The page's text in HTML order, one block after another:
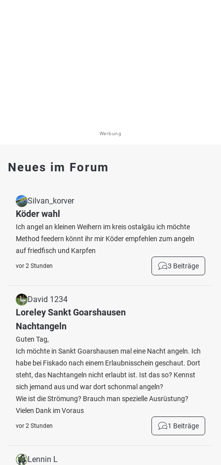
Werbung
Neues im Forum
Silvan_korver
Köder wahl
Ich angel an kleinen Weihern im kreis ostalgäu ich möchte
Method feedern könnt ihr mir Köder empfehlen zum angeln
auf friedfisch und Karpfen
vor 2 Stunden 3 Beiträge
David 1234
Loreley Sankt Goarshausen
Nachtangeln
Guten Tag,
Ich möchte in Sankt Goarshausen mal eine Nacht angeln. Ich
habe bei Fiskado nach einem Erlaubnisschein geschaut. Dort
steht, das Nachtangeln nicht erlaubt ist. Ist das so? Kennst
sich jemand aus und war dort schonmal angeln?
Wie ist die Strömung? Brauch man spezielle Ausrüstung?
Vielen Dank im Voraus
vor 2 Stunden 1 Beiträge
Lennin L